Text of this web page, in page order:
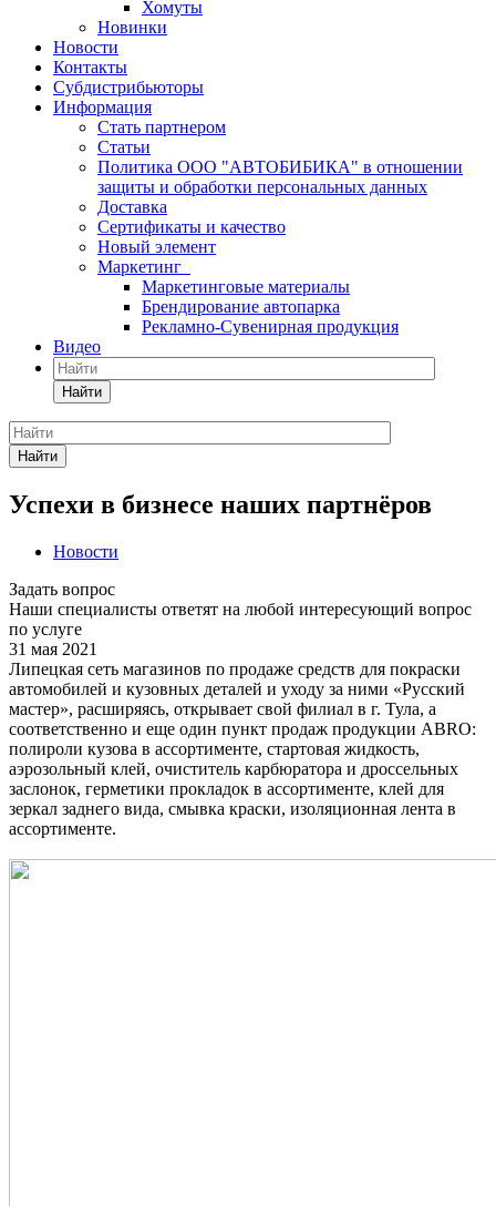
Хомуты
Новинки
Новости
Контакты
Субдистрибьюторы
Информация
Стать партнером
Статьи
Политика ООО "АВТОБИБИКА" в отношении
защиты и обработки персональных данных
Доставка
Сертификаты и качество
Новый элемент
Маркетинг
Маркетинговые материалы
Брендирование автопарка
Рекламно-Сувенирная продукция
Видео
Найти
Найти
Успехи в бизнесе наших партнёров
Новости
Задать вопрос
Наши специалисты ответят на любой интересующий вопрос
по услуге
31 мая 2021
Липецкая сеть магазинов по продаже средств для покраски
автомобилей и кузовных деталей и уходу за ними «Русский
мастер», расширяясь, открывает свой филиал в г. Тула, а
соответственно и еще один пункт продаж продукции ABRO:
полироли кузова в ассортименте, стартовая жидкость,
аэрозольный клей, очиститель карбюратора и дроссельных
заслонок, герметики прокладок в ассортименте, клей для
зеркал заднего вида, смывка краски, изоляционная лента в
ассортименте.